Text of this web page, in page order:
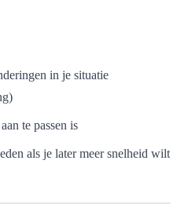
in je situatie
te passen is
als je later meer snelheid wilt